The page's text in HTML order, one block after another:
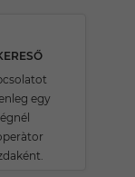
egy